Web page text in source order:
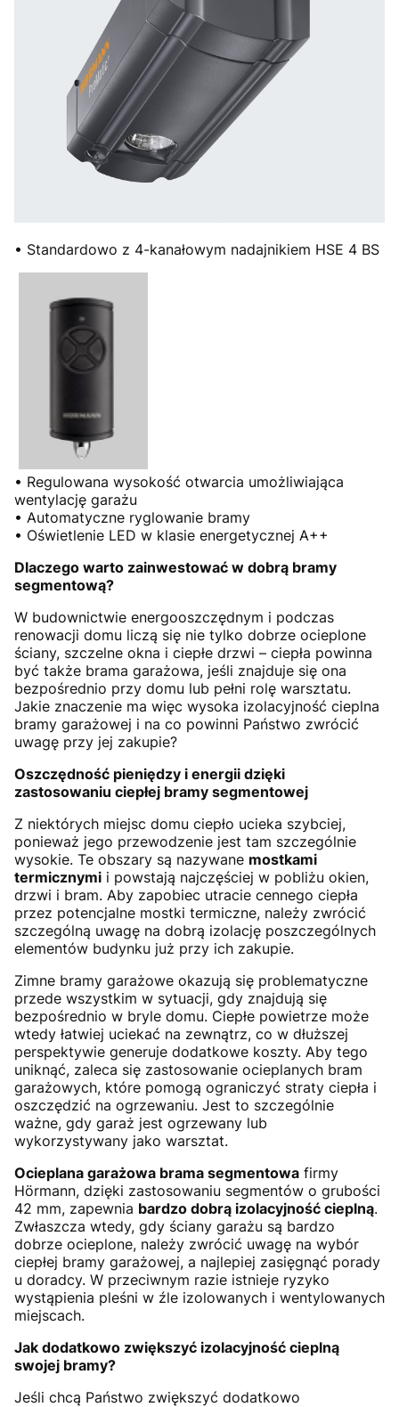
• Standardowo z 4-kanałowym nadajnikiem HSE 4 BS
• Regulowana wysokość otwarcia umożliwiająca
wentylację garażu
• Automatyczne ryglowanie bramy
• Oświetlenie LED w klasie energetycznej A++
Dlaczego warto zainwestować w dobrą bramy
segmentową?
W budownictwie energooszczędnym i podczas
renowacji domu liczą się nie tylko dobrze ocieplone
ściany, szczelne okna i ciepłe drzwi – ciepła powinna
być także brama garażowa, jeśli znajduje się ona
bezpośrednio przy domu lub pełni rolę warsztatu.
Jakie znaczenie ma więc wysoka izolacyjność cieplna
bramy garażowej i na co powinni Państwo zwrócić
uwagę przy jej zakupie?
Oszczędność pieniędzy i energii dzięki
zastosowaniu ciepłej bramy segmentowej
Z niektórych miejsc domu ciepło ucieka szybciej,
ponieważ jego przewodzenie jest tam szczególnie
wysokie. Te obszary są nazywane mostkami
termicznymi i powstają najczęściej w pobliżu okien,
drzwi i bram. Aby zapobiec utracie cennego ciepła
przez potencjalne mostki termiczne, należy zwrócić
szczególną uwagę na dobrą izolację poszczególnych
elementów budynku już przy ich zakupie.
Zimne bramy garażowe okazują się problematyczne
przede wszystkim w sytuacji, gdy znajdują się
bezpośrednio w bryle domu. Ciepłe powietrze może
wtedy łatwiej uciekać na zewnątrz, co w dłuższej
perspektywie generuje dodatkowe koszty. Aby tego
uniknąć, zaleca się zastosowanie ocieplanych bram
garażowych, które pomogą ograniczyć straty ciepła i
oszczędzić na ogrzewaniu. Jest to szczególnie
ważne, gdy garaż jest ogrzewany lub
wykorzystywany jako warsztat.
Ocieplana garażowa brama segmentowa firmy
Hörmann, dzięki zastosowaniu segmentów o grubości
42 mm, zapewnia bardzo dobrą izolacyjność cieplną.
Zwłaszcza wtedy, gdy ściany garażu są bardzo
dobrze ocieplone, należy zwrócić uwagę na wybór
ciepłej bramy garażowej, a najlepiej zasięgnąć porady
u doradcy. W przeciwnym razie istnieje ryzyko
wystąpienia pleśni w źle izolowanych i wentylowanych
miejscach.
Jak dodatkowo zwiększyć izolacyjność cieplną
swojej bramy?
Jeśli chcą Państwo zwiększyć dodatkowo